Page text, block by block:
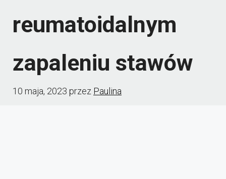
reumatoidalnym
zapaleniu stawów
10 maja, 2023 przez Paulina